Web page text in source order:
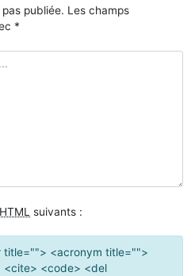
publiée. Les champs
*
HTML suivants :
<acronym title="">
<code> <del